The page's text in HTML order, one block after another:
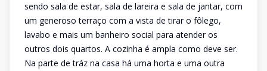
sendo sala de estar, sala de lareira e sala de jantar, com
um generoso terraço com a vista de tirar o fôlego,
lavabo e mais um banheiro social para atender os
outros dois quartos. A cozinha é ampla como deve ser.
Na parte de tráz na casa há uma horta e uma outra